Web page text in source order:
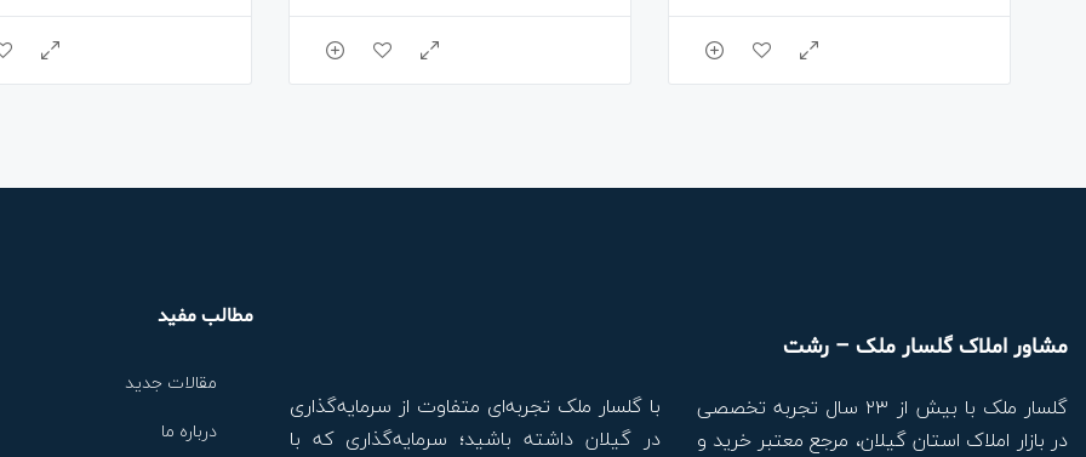
مشاور املاک گلسار ملک – رشت
گلسار ملک با بیش از ۲۳ سال تجربه تخصصی
در بازار املاک استان گیلان، مرجع معتبر خرید و
با گلسار ملک تجربه‌ای متفاوت از سرمایه‌گذاری
در گیلان داشته باشید؛ سرمایه‌گذاری که با
مطالب مفید
مقالات جدید
درباره ما